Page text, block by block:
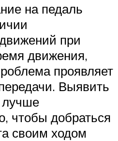
на педаль
при
движения,
проявляет
Выявить
лучше
чтобы добраться
своим ходом